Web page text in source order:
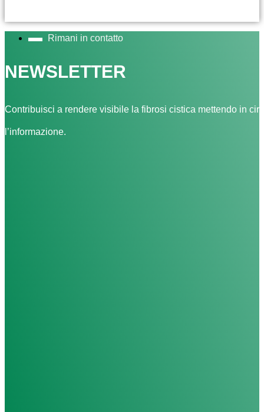
Rimani in contatto
NEWSLETTER
Contribuisci a rendere visibile la fibrosi cistica mettendo in
l’informazione.